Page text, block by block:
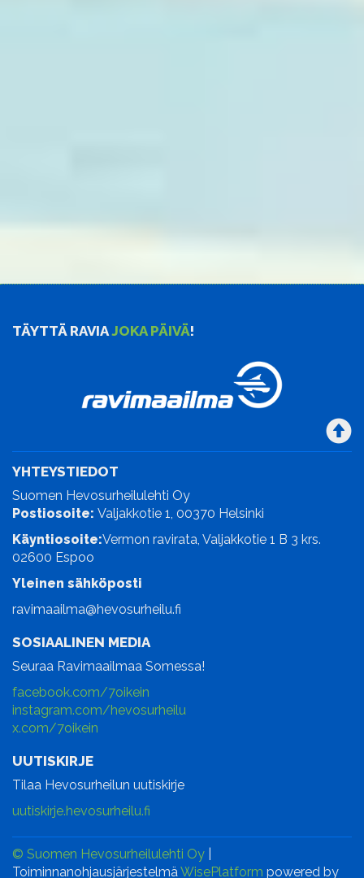
TÄYTTÄ RAVIAJOKA PÄIVÄ!
YHTEYSTIEDOT
Suomen Hevosurheilulehti Oy
Postiosoite: Valjakkotie 1, 00370 Helsinki
Käyntiosoite:Vermon ravirata, Valjakkotie 1 B 3 krs.
02600 Espoo
Yleinen sähköposti
ravimaailma@hevosurheilu.fi
SOSIAALINEN MEDIA
Seuraa Ravimaailmaa Somessa!
facebook.com/7oikein
instagram.com/hevosurheilu
x.com/7oikein
UUTISKIRJE
Tilaa Hevosurheilun uutiskirje
uutiskirje.hevosurheilu.fi
© Suomen Hevosurheilulehti Oy
ToiminnanohjausjärjestelmäWisePlatform powered by